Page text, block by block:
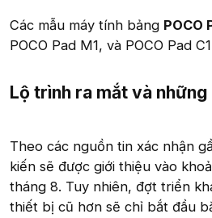
Các mẫu máy tính bảng POCO
POCO Pad M1, và POCO Pad
Lộ trình ra mắt và
Theo các nguồn tin xác nhận
kiến sẽ được giới thiệu vào
tháng 8. Tuy nhiên, đợt triển
thiết bị cũ hơn sẽ chỉ bắt đầu